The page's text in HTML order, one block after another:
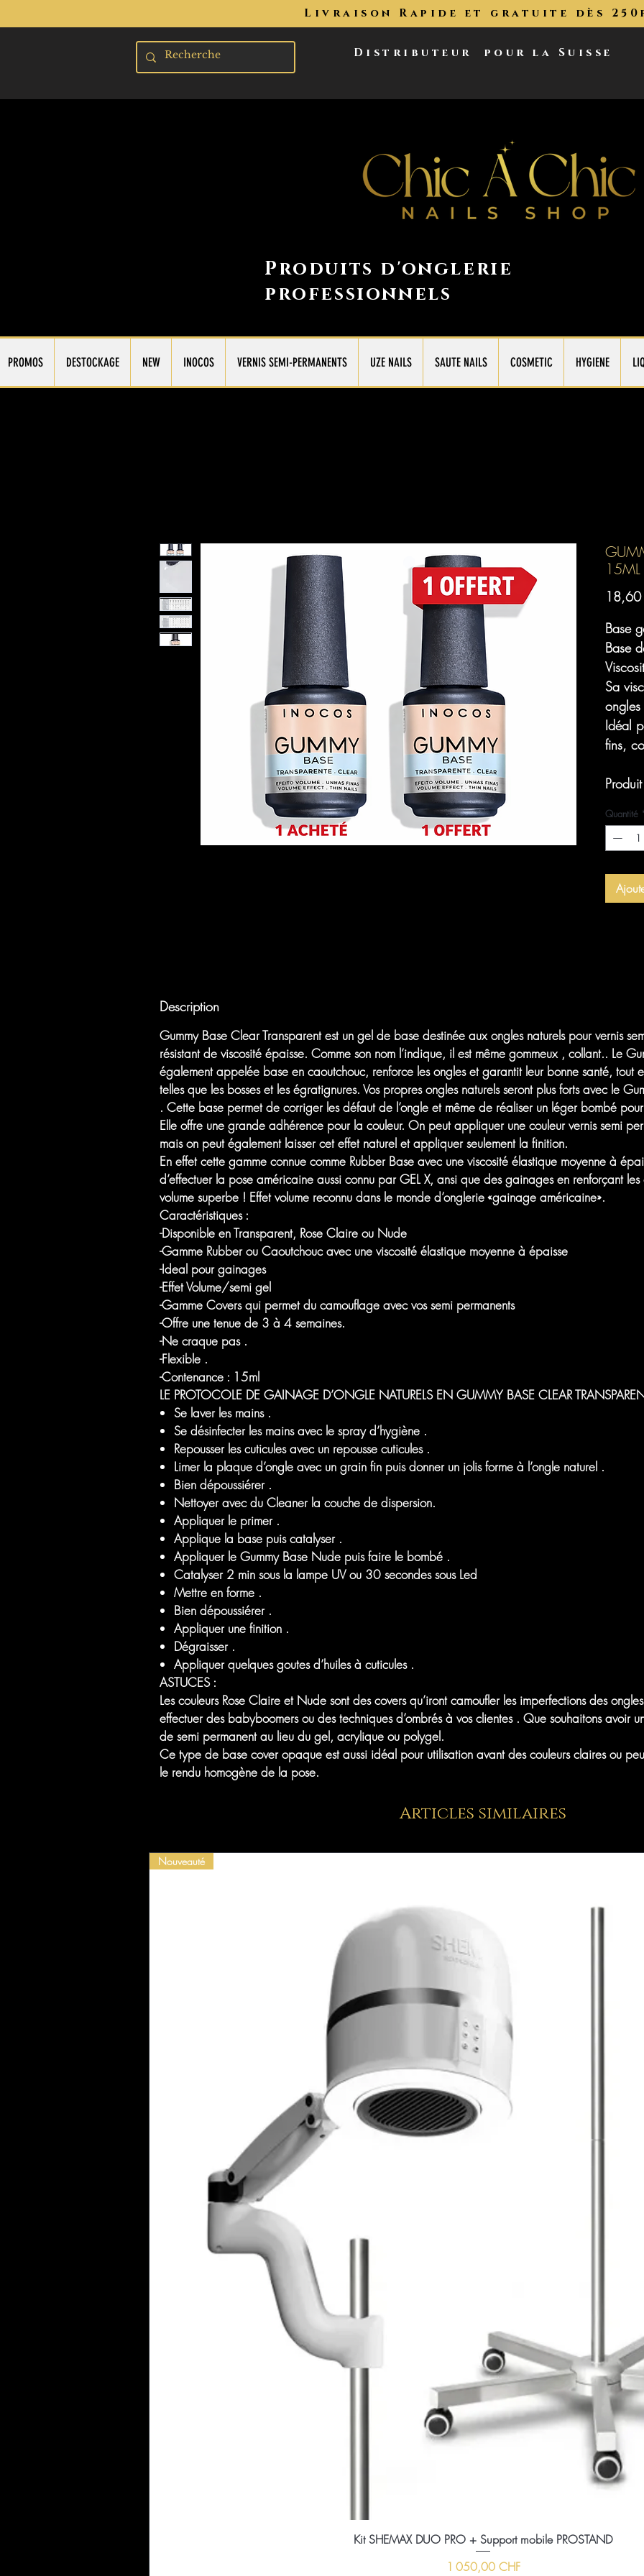
Distributeur pour la Suisse
Livraison Rapide et gratuite dès
Produits d'onglerie
professionnels
PROMOS DESTOCKAGE NEW INOCOS VERNIS SEMI-PERMANENTS UZE NAILS SAUTE NAILS COSMETIC HYGIENE
15ML
18,60
Base
Base
Sa
Idéal
fins,
Quantité
Description
Gummy Base Clear Transparentest un gel de base destinée aux ongles naturels pour vernis
résistant de viscosité épaisse. Comme son nom l’indique, il est même gommeux , collant.. Le
également appelée base en caoutchouc, renforce les ongles et garantit leur bonne santé, tout
telles que les bosses et les égratignures. Vos propres ongles naturels seront plus forts avec le
. Cette base permet de corriger les défaut de l’ongle et même de réaliser un léger bombé
Elle offre une grande adhérence pour la couleur. On peut appliquer une couleur vernis semi
mais on peut également laisser cet effet naturel et appliquer seulement la finition.
En effet cette gamme connue comme Rubber Base avec une viscosité élastique moyenne à
d’effectuer la pose américaine aussi connu par GEL X, ansi que des gainages en renforçant
volume superbe ! Effet volume reconnu dans le monde d’onglerie «gainage américaine».
Caractéristiques :
-Disponible en Transparent, Rose Claire ou Nude
-Gamme Rubber ou Caoutchouc avec une viscosité élastique moyenne à épaisse
-Ideal pour gainages
-Effet Volume/semi gel
-Gamme Covers qui permet du camouflage avec vos semi permanents
-Offre une tenue de 3 à 4 semaines.
-Ne craque pas .
-Flexible .
-Contenance : 15ml
LE PROTOCOLE DE GAINAGE D’ONGLE NATURELS EN GUMMY BASE CLEAR
Se laver les mains .
Se désinfecter les mains avec le spray d’hygiène .
Repousser les cuticules avec un repousse cuticules .
Limer la plaque d’ongle avec un grain fin puis donner un jolis forme à l’ongle naturel .
Bien dépoussiérer .
Nettoyer avec du Cleaner la couche de dispersion.
Appliquer le primer .
Applique la base puis catalyser .
Appliquer le Gummy Base Nude puis faire le bombé .
Catalyser 2 min sous la lampe UV ou 30 secondes sous Led
Mettre en forme .
Bien dépoussiérer .
Appliquer une finition .
Dégraisser .
Appliquer quelques goutes d’huiles à cuticules .
ASTUCES :
Les couleurs Rose Claire et Nude sont des covers qu’iront camoufler les imperfections des
effectuer des babyboomers ou des techniques d’ombrés à vos clientes . Que souhaitons avoir
de semi permanent au lieu du gel, acrylique ou polygel.
Ce type de base cover opaque est aussi idéal pour utilisation avant des couleurs claires ou
le rendu homogène de la pose.
Articles similaires
Nouveauté
Kit SHEMAX DUO PRO + Support mobile PROSTAND
Prix
1 050,00 CHF